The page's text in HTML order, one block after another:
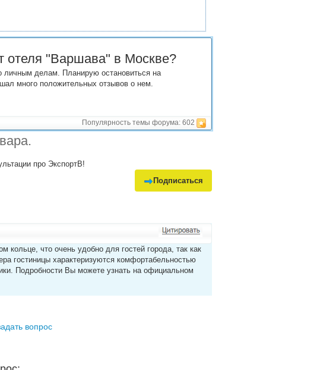
отеля "Варшава" в Москве?
личным делам. Планирую остановиться на
много положительных отзывов о нем.
Популярность темы форума: 602
про ЭкспортВ!
Подписаться
что очень удобно для гостей города, так как
гостиницы характеризуются комфортабельностью
Подробности Вы можете узнать на официальном
вопрос